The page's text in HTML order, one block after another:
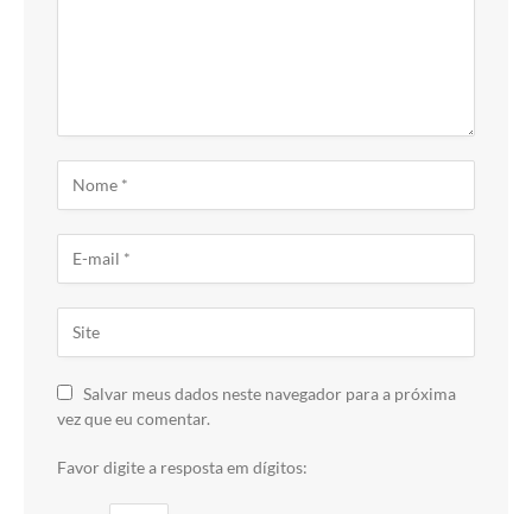
Salvar meus dados neste navegador para a próxima
vez que eu comentar.
Favor digite a resposta em dígitos: